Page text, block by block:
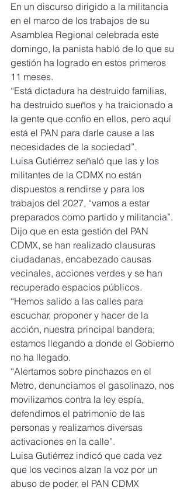
En un discurso dirigido a la militancia
en el marco de los trabajos de su
Asamblea Regional celebrada este
domingo, la panista habló de lo que su
gestión ha logrado en estos primeros
11 meses.
“Está dictadura ha destruido familias,
ha destruido sueños y ha traicionado a
la gente que confío en ellos, pero aquí
está el PAN para darle cause a las
necesidades de la sociedad”.
Luisa Gutiérrez señaló que las y los
militantes de la CDMX no están
dispuestos a rendirse y para los
trabajos del 2027, “vamos a estar
preparados como partido y militancia”.
Dijo que en esta gestión del PAN
CDMX, se han realizado clausuras
ciudadanas, encabezado causas
vecinales, acciones verdes y se han
recuperado espacios públicos.
“Hemos salido a las calles para
escuchar, proponer y hacer de la
acción, nuestra principal bandera;
estamos llegando a donde el Gobierno
no ha llegado.
“Alertamos sobre pinchazos en el
Metro, denunciamos el gasolinazo, nos
movilizamos contra la ley espía,
defendimos el patrimonio de las
personas y realizamos diversas
activaciones en la calle”.
Luisa Gutiérrez indicó que cada vez
que los vecinos alzan la voz por un
abuso de poder, el PAN CDMX